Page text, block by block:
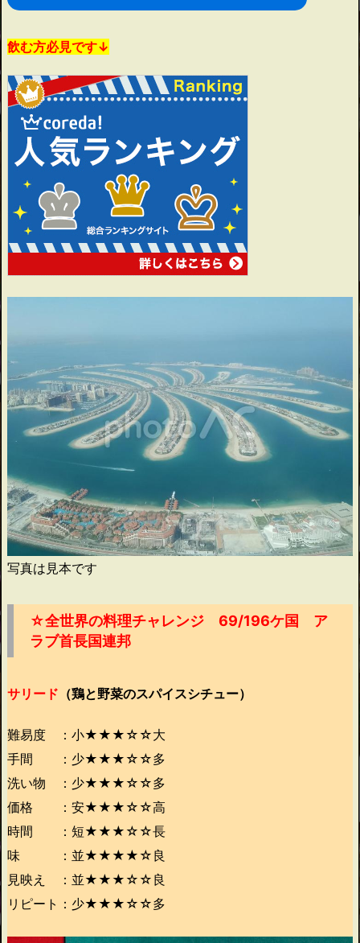
飲む方必見です↓
写真は見本です
☆全世界の料理チャレンジ 69/196ケ国 ア
ラブ首長国連邦
サリード （鶏と野菜のスパイスシチュー）
難易度 ：小★★★☆☆大
手間 ：少★★★☆☆多
洗い物 ：少★★★☆☆多
価格 ：安★★★☆☆高
時間 ：短★★★☆☆長
味 ：並★★★★☆良
見映え ：並★★★☆☆良
リピート：少★★★☆☆多